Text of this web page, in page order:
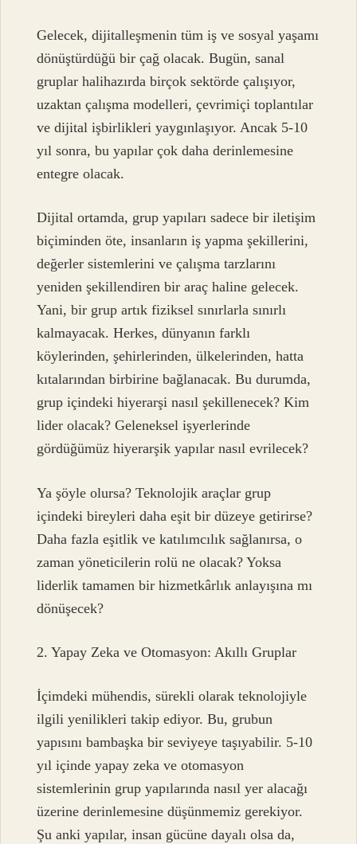
Gelecek, dijitalleşmenin tüm iş ve sosyal yaşamı
dönüştürdüğü bir çağ olacak. Bugün, sanal
gruplar halihazırda birçok sektörde çalışıyor,
uzaktan çalışma modelleri, çevrimiçi toplantılar
ve dijital işbirlikleri yaygınlaşıyor. Ancak 5-10
yıl sonra, bu yapılar çok daha derinlemesine
entegre olacak.
Dijital ortamda, grup yapıları sadece bir iletişim
biçiminden öte, insanların iş yapma şekillerini,
değerler sistemlerini ve çalışma tarzlarını
yeniden şekillendiren bir araç haline gelecek.
Yani, bir grup artık fiziksel sınırlarla sınırlı
kalmayacak. Herkes, dünyanın farklı
köylerinden, şehirlerinden, ülkelerinden, hatta
kıtalarından birbirine bağlanacak. Bu durumda,
grup içindeki hiyerarşi nasıl şekillenecek? Kim
lider olacak? Geleneksel işyerlerinde
gördüğümüz hiyerarşik yapılar nasıl evrilecek?
Ya şöyle olursa? Teknolojik araçlar grup
içindeki bireyleri daha eşit bir düzeye getirirse?
Daha fazla eşitlik ve katılımcılık sağlanırsa, o
zaman yöneticilerin rolü ne olacak? Yoksa
liderlik tamamen bir hizmetkârlık anlayışına mı
dönüşecek?
2. Yapay Zeka ve Otomasyon: Akıllı Gruplar
İçimdeki mühendis, sürekli olarak teknolojiyle
ilgili yenilikleri takip ediyor. Bu, grubun
yapısını bambaşka bir seviyeye taşıyabilir. 5-10
yıl içinde yapay zeka ve otomasyon
sistemlerinin grup yapılarında nasıl yer alacağı
üzerine derinlemesine düşünmemiz gerekiyor.
Şu anki yapılar, insan gücüne dayalı olsa da,